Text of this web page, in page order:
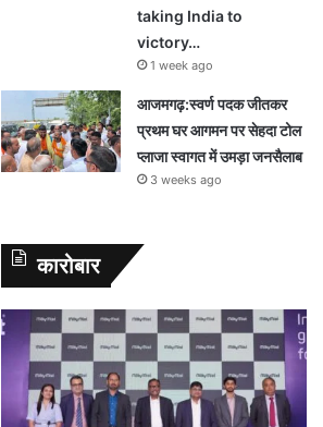
taking India to
victory…
1 week ago
आजमगढ़:स्वर्ण पदक जीतकर
प्रथम घर आगमन पर सेहदा टोल
प्लाजा स्वागत में उमड़ा जनसैलाब
3 weeks ago
कारोबार